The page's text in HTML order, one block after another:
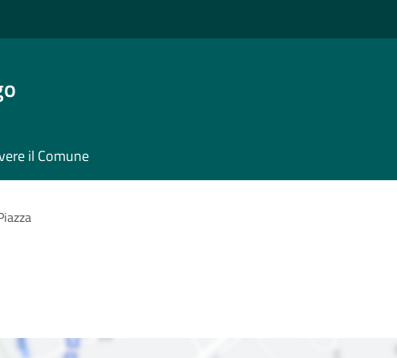
il Comune